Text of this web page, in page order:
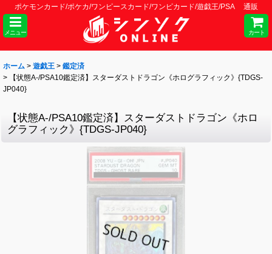
ポケモンカード/ポケカ/ワンピースカード/ワンピカード/遊戯王/PSA 通販
メニュー カート
ホーム > 遊戯王 > 鑑定済
>
【状態A-/PSA10鑑定済】スターダストドラゴン《ホログラフィック》{TDGS-
JP040}
【状態A-/PSA10鑑定済】スターダストドラゴン《ホロ
グラフィック》{TDGS-JP040}